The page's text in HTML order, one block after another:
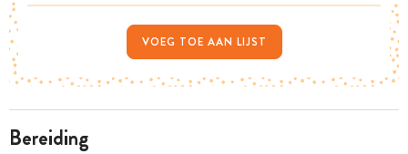
bereiding
VOEG TOE AAN LIJST